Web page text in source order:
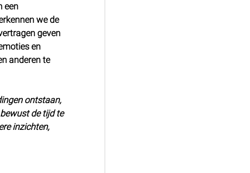
een
we de
geven
en
anderen te
ontstaan,
de tijd te
inzichten,